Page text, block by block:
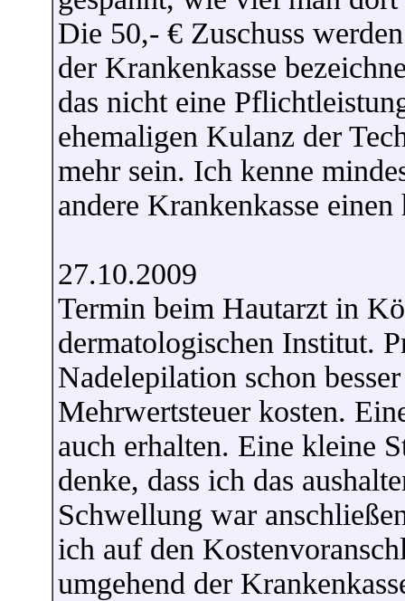
Die 50,- € Zuschuss
der Krankenkasse
das nicht eine
ehemaligen Kulanz der
mehr sein. Ich kenne
andere Krankenkasse
27.10.2009
Termin beim Hautarzt in
dermatologischen Institut.
Nadelepilation schon
Mehrwertsteuer kosten.
auch erhalten. Eine kleine
denke, dass ich das
Schwellung war
ich auf den
umgehend der